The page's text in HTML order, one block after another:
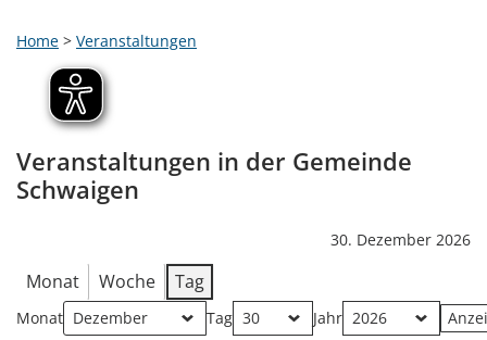
Home > Veranstaltungen
Veranstaltungen in der Gemeinde
Schwaigen
30. Dezember 2026
Monat Woche Tag
Monat Tag Jahr